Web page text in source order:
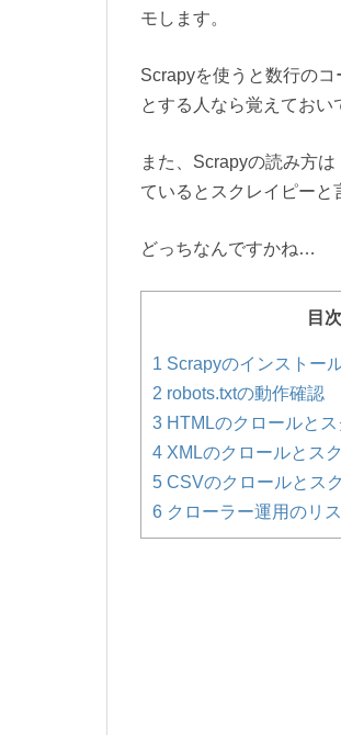
モします。
Scrapyを使うと数行の
とする人なら覚えておい
また、Scrapyの読み方
ているとスクレイピーと
どっちなんですかね…
目次
1 Scrapyのインストー
2 robots.txtの動作確認
3 HTMLのクロールと
4 XMLのクロールとス
5 CSVのクロールとス
6 クローラー運用のリ